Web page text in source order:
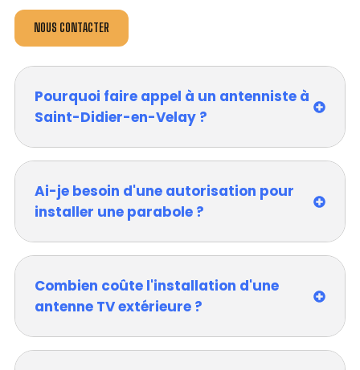
NOUS CONTACTER
Pourquoi faire appel à un antenniste à
Saint-Didier-en-Velay ?
Ai-je besoin d'une autorisation pour
installer une parabole ?
Combien coûte l'installation d'une
antenne TV extérieure ?